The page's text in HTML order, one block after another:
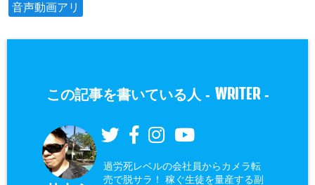
音声動画アリ
この記事を書いている人 - WRITER-
過労死レベルの会社員からカメラ転
売で脱サラ！ 稼ぐ生徒を量産する副